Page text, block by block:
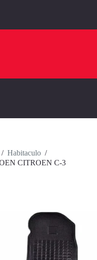
/ Habitaculo /
CITROEN C-3